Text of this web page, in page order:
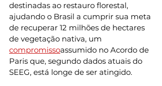
destinadas ao restauro florestal,
ajudando o Brasil a cumprir sua meta
de recuperar 12 milhões de hectares
de vegetação nativa, um
compromissoassumido no Acordo de
Paris que, segundo dados atuais do
SEEG, está longe de ser atingido.